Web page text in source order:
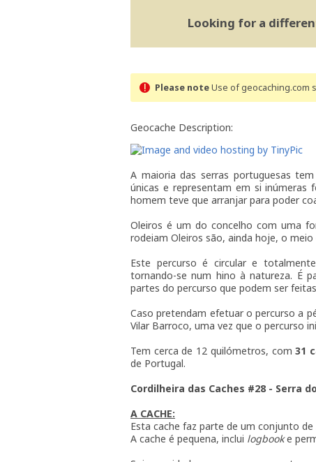
Looking for a
Please noteUse of geocaching.com
Geocache Description:
A maioria das serras portuguesas
únicas e representam em si inúmeras
homem teve que arranjar para poder
Oleiros é um do concelho com uma
rodeiam Oleiros são, ainda hoje, o
Este percurso é circular e
tornando-se num hino à natureza. É
partes do percurso que podem ser
Caso pretendam efetuar o percurso a
Vilar Barroco, uma vez que o percurso
Tem cerca de 12 quilómetros, com31
de Portugal.
Cordilheira das Caches #28 - Serra
A CACHE:
Esta cache faz parte de um conjunto de
A cache é pequena, inclui logbooke